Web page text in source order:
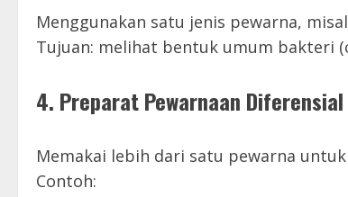
Menggunakan satu jenis pewarna,
Tujuan: melihat bentuk umum bakteri
4. Preparat Pewarnaan Diferensial
Memakai lebih dari satu pewarna
Contoh: